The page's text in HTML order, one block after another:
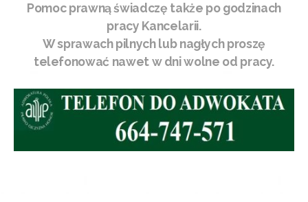
Pomoc prawną świadczę także po godzinach
pracy Kancelarii.
W sprawach pilnych lub nagłych proszę
telefonować nawet w dni wolne od pracy.